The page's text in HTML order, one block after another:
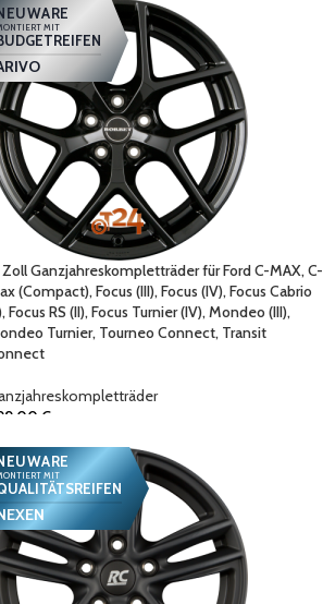
MIT
Zoll Ganzjahreskompletträder für Ford C-MAX, C-
(Compact), Focus (III), Focus (IV), Focus Cabrio
Focus RS (II), Focus Turnier (IV), Mondeo (III),
Turnier, Tourneo Connect, Transit
€
MIT